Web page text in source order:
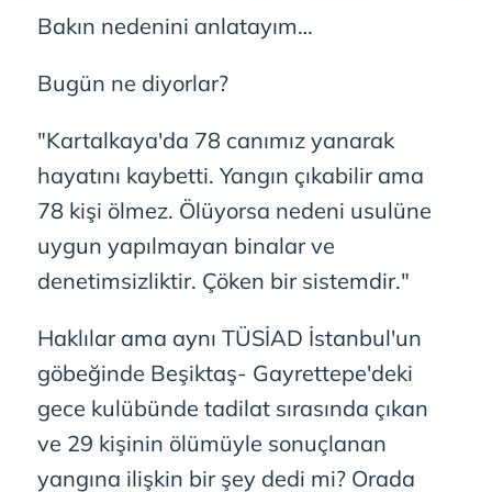
verileriniz işlenmekte olup gerekli olan çerezler bilgi
kullanılmaktadır. Diğer çerezler, sitemizin daha işlevsel
reklam/pazarlama faaliyetlerinin yapılması, amaçlarıyla
sınırlı olarak açık rızanız dahilinde kullanılacaktır.
Çerezlere ilişkin tercihlerinizi aşağıda yer alan panel
vasıtasıyla belirleyebilirsiniz. Çerezlere ilişkin detaylı bilgi
için Ayarlar butonuna tıklayabilir,
Metnimiziziyaret edebilirsiniz.
6698 sayılı Kişisel Verilerin Korunması Kanunu uyarınca
hazırlanmış Aydınlatma Metnimizi okumak ve sitemizde
almak için lütfentıklayınız.
Bakın nedenini anlatayım…
Bugün ne diyorlar?
"Kartalkaya'da 78 canımız yanarak
hayatını kaybetti. Yangın çıkabilir ama
78 kişi ölmez. Ölüyorsa nedeni usulüne
uygun yapılmayan binalar ve
denetimsizliktir. Çöken bir sistemdir."
Haklılar ama aynı TÜSİAD İstanbul'un
göbeğinde Beşiktaş- Gayrettepe'deki
gece kulübünde tadilat sırasında çıkan
ve 29 kişinin ölümüyle sonuçlanan
yangına ilişkin bir şey dedi mi? Orada